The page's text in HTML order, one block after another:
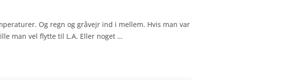
Og regn og gråvejr ind i mellem. Hvis man var
man vel flytte til L.A. Eller noget …